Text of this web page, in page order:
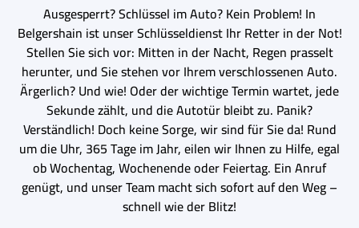
Ausgesperrt? Schlüssel im Auto? Kein Problem! In
Belgershain ist unser Schlüsseldienst Ihr Retter in der Not!
Stellen Sie sich vor: Mitten in der Nacht, Regen prasselt
herunter, und Sie stehen vor Ihrem verschlossenen Auto.
Ärgerlich? Und wie! Oder der wichtige Termin wartet, jede
Sekunde zählt, und die Autotür bleibt zu. Panik?
Verständlich! Doch keine Sorge, wir sind für Sie da! Rund
um die Uhr, 365 Tage im Jahr, eilen wir Ihnen zu Hilfe, egal
ob Wochentag, Wochenende oder Feiertag. Ein Anruf
genügt, und unser Team macht sich sofort auf den Weg –
schnell wie der Blitz!